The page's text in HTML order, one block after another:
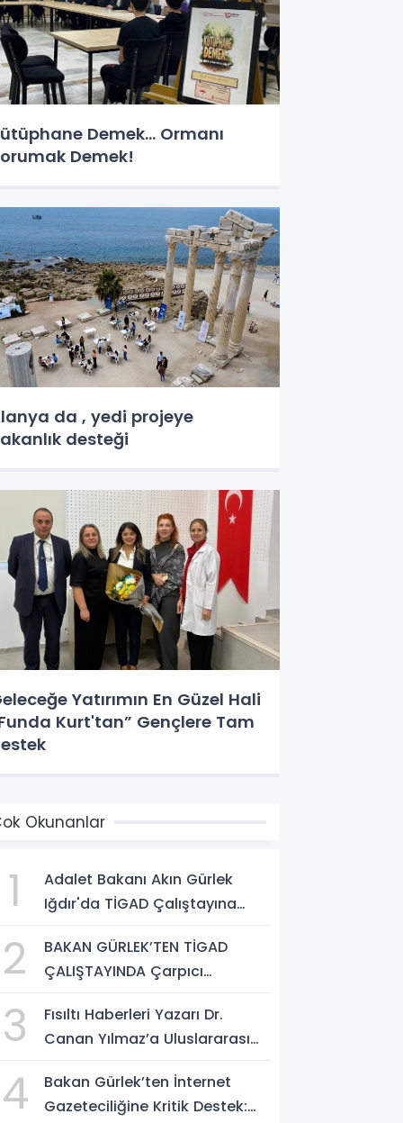
Demek… Ormanı
Demek!
da , yedi projeye
desteği
Yatırımın En Güzel Hali
Kurt'tan” Gençlere Tam
Okunanlar
1
Adalet Bakanı Akın Gürlek
Iğdır'da TİGAD Çalıştayına
Sosyal Medya Düzenlemesi
Mesajı
2
BAKAN GÜRLEK’TEN TİGAD
ÇALIŞTAYINDA Çarpıcı
Yeni Bir Aydınlığa Uyanacağız"
3
Fısıltı Haberleri Yazarı Dr.
Canan Yılmaz’a Uluslararası
Abdul Kalam İlham Ödülü
2026”
4
Bakan Gürlek’ten İnternet
Gazeteciliğine Kritik Destek: